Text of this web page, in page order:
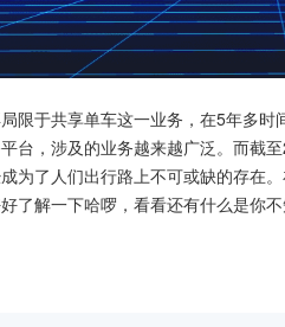
限于共享单车这一业务，在5年多
台，涉及的业务越来越广泛。而截
为了人们出行路上不可或缺的存在
了解一下哈啰，看看还有什么是你不